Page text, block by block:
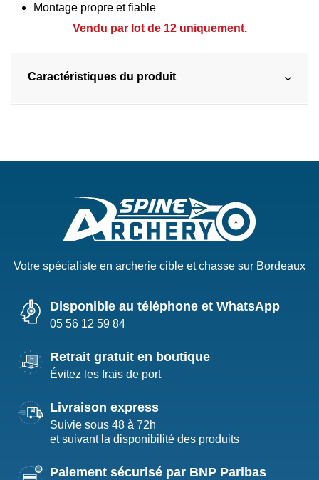
Montage propre et fiable
Vendu par lot de 12 uniquement.
Caractéristiques du produit
Votre spécialiste en archerie cible et chasse sur Bordeaux
Disponible au téléphone et WhatsApp
05 56 12 59 84
Retrait gratuit en boutique
Évitez les frais de port
Livraison express
Suivie sous 48 à 72h
et suivant la disponibilité des produits
Paiement sécurisé par BNP Paribas